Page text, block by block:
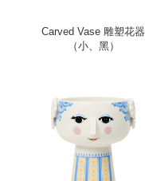
Carved Vase 雕塑花器
（小、黑）